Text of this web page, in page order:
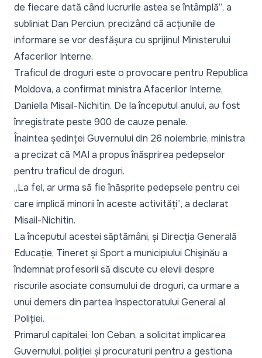
de fiecare dată când lucrurile astea se întâmplă”, a
subliniat Dan Perciun, precizând că acțiunile de
informare se vor desfășura cu sprijinul Ministerului
Afacerilor Interne.
Traficul de droguri este o provocare pentru Republica
Moldova, a confirmat ministra Afacerilor Interne,
Daniella Misail-Nichitin. De la începutul anului, au fost
înregistrate peste 900 de cauze penale.
Înaintea ședinței Guvernului din 26 noiembrie, ministra
a precizat că MAI a propus înăsprirea pedepselor
pentru traficul de droguri.
„La fel, ar urma să fie înăsprite pedepsele pentru cei
care implică minorii în aceste activități”, a declarat
Misail-Nichitin.
La începutul acestei săptămâni, și Direcția Generală
Educație, Tineret și Sport a municipiului Chișinău a
îndemnat profesorii să discute cu elevii despre
riscurile asociate consumului de droguri, ca urmare a
unui demers din partea Inspectoratului General al
Poliției.
Primarul capitalei, Ion Ceban, a solicitat implicarea
Guvernului, poliției și procuraturii pentru a gestiona